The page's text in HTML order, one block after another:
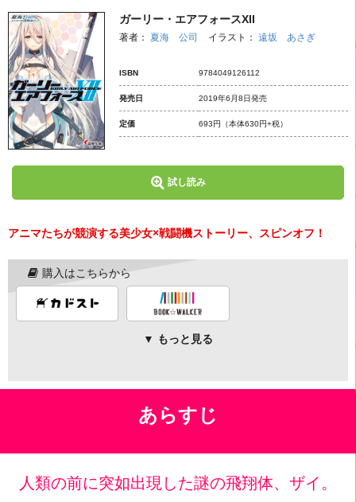
ガーリー・エアフォースXII
著者： 夏海 公司 イラスト： 遠坂 あさぎ
ISBN 9784049126112
発売日 2019年6月8日発売
定価 693円 （本体630円+税）
試し読み
アニマたちが競演する美少女×戦闘機ストーリー、スピンオフ！
購入はこちらから
▼ もっと見る
あらすじ
人類の前に突如出現した謎の飛翔体、ザイ。